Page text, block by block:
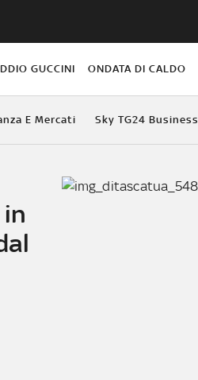
GUCCINI ONDATA DI CALDO
E Mercati Sky TG24 Business